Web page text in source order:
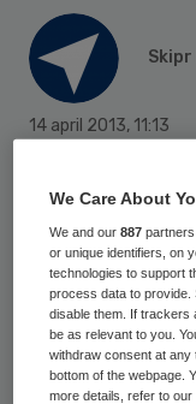
14 april 2013, 11:13
Mirjam de
zijn
van de
Rijn op.
We Care About
We and our887
or unique identifiers, on
technologies to support
process data to provide.
disable them. If trackers
be as relevant to you.
withdraw consent at any
bottom of the webpage.
more details, refer to our